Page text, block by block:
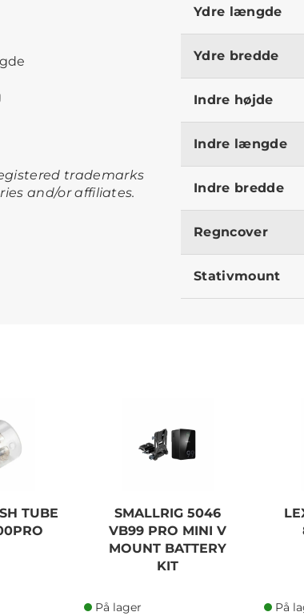
trademarks
and/or affiliates.
Ydre længde
Ydre bredde
Indre højde
Indre længde
Indre bredde
Regncover
Stativmount
TUBE
SMALLRIG 5046
VB99 PRO MINI V
MOUNT BATTERY
KIT
På lager På